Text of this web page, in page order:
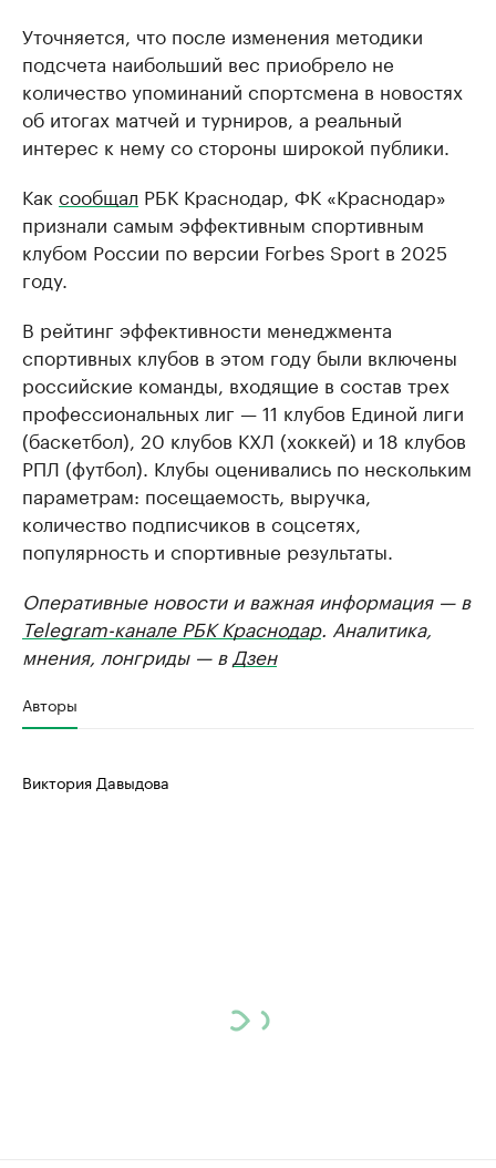
Уточняется, что после изменения методики
подсчета наибольший вес приобрело не
количество упоминаний спортсмена в новостях
об итогах матчей и турниров, а реальный
интерес к нему со стороны широкой публики.
Как сообщал РБК Краснодар, ФК «Краснодар»
признали самым эффективным спортивным
клубом России по версии Forbes Sport в 2025
году.
В рейтинг эффективности менеджмента
спортивных клубов в этом году были включены
российские команды, входящие в состав трех
профессиональных лиг — 11 клубов Единой лиги
(баскетбол), 20 клубов КХЛ (хоккей) и 18 клубов
РПЛ (футбол). Клубы оценивались по нескольким
параметрам: посещаемость, выручка,
количество подписчиков в соцсетях,
популярность и спортивные результаты.
Оперативные новости и важная информация — в
Telegram-канале РБК Краснодар. Аналитика,
мнения, лонгриды — в Дзен
Авторы
Виктория Давыдова